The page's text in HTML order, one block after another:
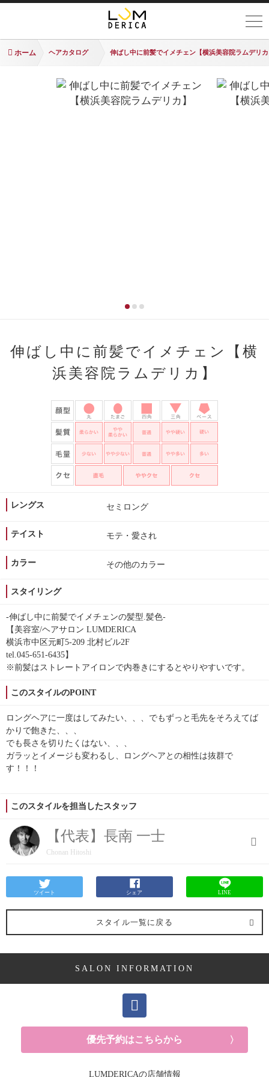
ホーム ヘアカタログ 伸ばし中に前髪でイメチェン【横浜美容院ラムデリ
伸ばし中に前髪でイメチェン【横
浜美容院ラムデリカ】
レングス セミロング
テイスト モテ・愛され
カラー その他のカラー
スタイリング
-伸ばし中に前髪でイメチェンの髪型.髪色-
【美容室/ヘアサロン LUMDERICA
横浜市中区元町5-209 北村ビル2F
tel.045-651-6435】
※前髪はストレートアイロンで内巻きにするとやりやすいです。
このスタイルのPOINT
ロングヘアに一度はしてみたい、、、でもずっと毛先をそろえてば
かりで飽きた、、、
でも長さを切りたくはない、、、
ガラッとイメージも変わるし、ロングヘアとの相性は抜群で
す！！！
このスタイルを担当したスタッフ
【代表】長南 一士
Chonan Hitoshi
ツイート シェア LINE
スタイル一覧に戻る
SALON INFORMATION
優先予約はこちらから
LUMDERICAの店舗情報